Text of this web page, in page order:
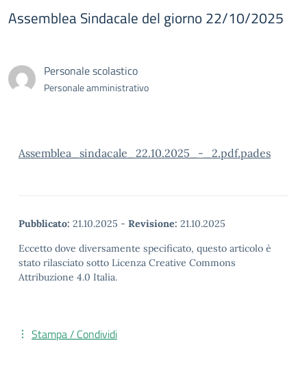
Assemblea Sindacale del giorno 22/10/2025
Personale scolastico
Personale amministrativo
Assemblea_sindacale_22.10.2025_-_2.pdf.pades
Pubblicato: 21.10.2025 - Revisione: 21.10.2025
Eccetto dove diversamente specificato, questo articolo è
stato rilasciato sotto Licenza Creative Commons
Attribuzione 4.0 Italia.
Stampa / Condividi